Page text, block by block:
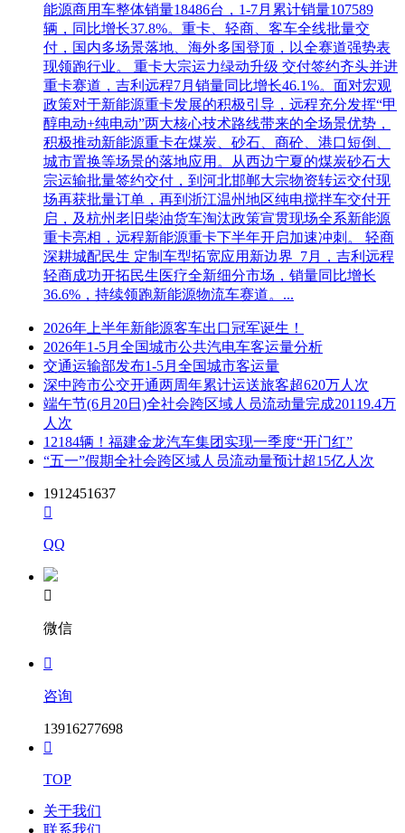
能源商用车整体销量18486台，1-7月累计销量107589
辆，同比增长37.8%。重卡、轻商、客车全线批量交
付，国内多场景落地、海外多国登顶，以全赛道强势表
现领跑行业。 重卡大宗运力绿动升级 交付签约齐头并进
重卡赛道，吉利远程7月销量同比增长46.1%。面对宏观
政策对于新能源重卡发展的积极引导，远程充分发挥“甲
醇电动+纯电动”两大核心技术路线带来的全场景优势，
积极推动新能源重卡在煤炭、砂石、商砼、港口短倒、
城市置换等场景的落地应用。从西边宁夏的煤炭砂石大
宗运输批量签约交付，到河北邯郸大宗物资转运交付现
场再获批量订单，再到浙江温州地区纯电搅拌车交付开
启，及杭州老旧柴油货车淘汰政策宣贯现场全系新能源
重卡亮相，远程新能源重卡下半年开启加速冲刺。 轻商
深耕城配民生 定制车型拓宽应用新边界 7月，吉利远程
轻商成功开拓民生医疗全新细分市场，销量同比增长
36.6%，持续领跑新能源物流车赛道。...
2026年上半年新能源客车出口冠军诞生！
2026年1-5月全国城市公共汽电车客运量分析
交通运输部发布1-5月全国城市客运量
深中跨市公交开通两周年累计运送旅客超620万人次
端午节(6月20日)全社会跨区域人员流动量完成20119.4万
人次
12184辆！福建金龙汽车集团实现一季度“开门红”
“五一”假期全社会跨区域人员流动量预计超15亿人次
1912451637

QQ

微信

咨询
13916277698

TOP
关于我们
联系我们